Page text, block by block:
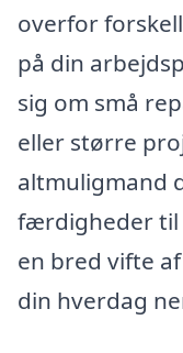
overfor
på din
sig om små
eller større
altmuligmand
færdigheder til
en bred vifte
din hverdag